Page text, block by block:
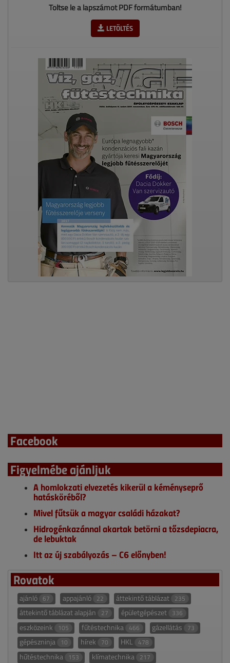
Töltse le a lapszámot PDF formátumban!
LETÖLTÉS
Facebook
Figyelmébe ajánljuk
A homlokzati elvezetés kikerül a kéményseprő
hatásköréből?
Mivel fűtsük a magyar családi házakat?
Hidrogénkazánnal akartak betörni a tőzsdepiacra,
de lebuktak
Itt az új szabályozás – C6 előnyben!
Rovatok
ajánló 67 appajánló 22 áttekintő táblázat 235
áttekintő táblázat alapján 27 épületgépészet 336
eszközeink 105 fűtéstechnika 466 gázellátás 73
gépészninja 10 hírek 70 HKL 478
hűtéstechnika 153 klímatechnika 217